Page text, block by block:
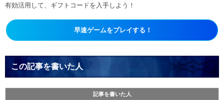
有効活用して、ギフトコードを入手しよう！
早速ゲームをプレイする！
この記事を書いた人
記事を書いた人